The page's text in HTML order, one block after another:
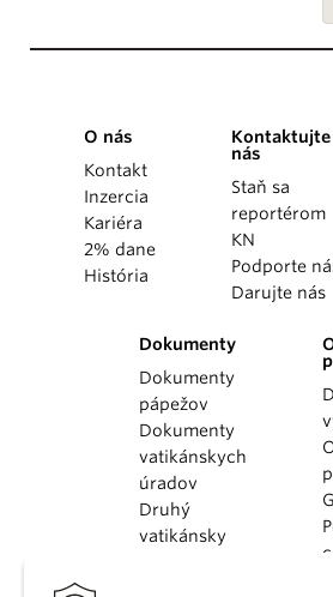
O nás
Kontakt
Inzercia
Kariéra
2% dane
História
Kontaktujte
nás
Staň sa
reportérom
KN
Podporte
Darujte nás
Dokumenty
Dokumenty
pápežov
Dokumenty
vatikánskych
úradov
Druhý
vatikánsky